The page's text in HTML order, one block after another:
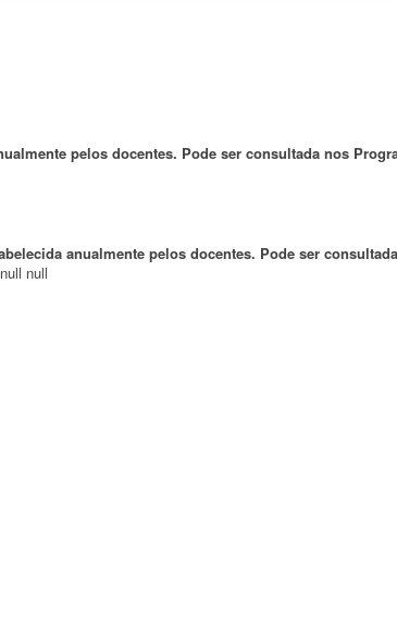
pelos docentes. Pode ser consultada nos
anualmente pelos docentes. Pode ser
null null